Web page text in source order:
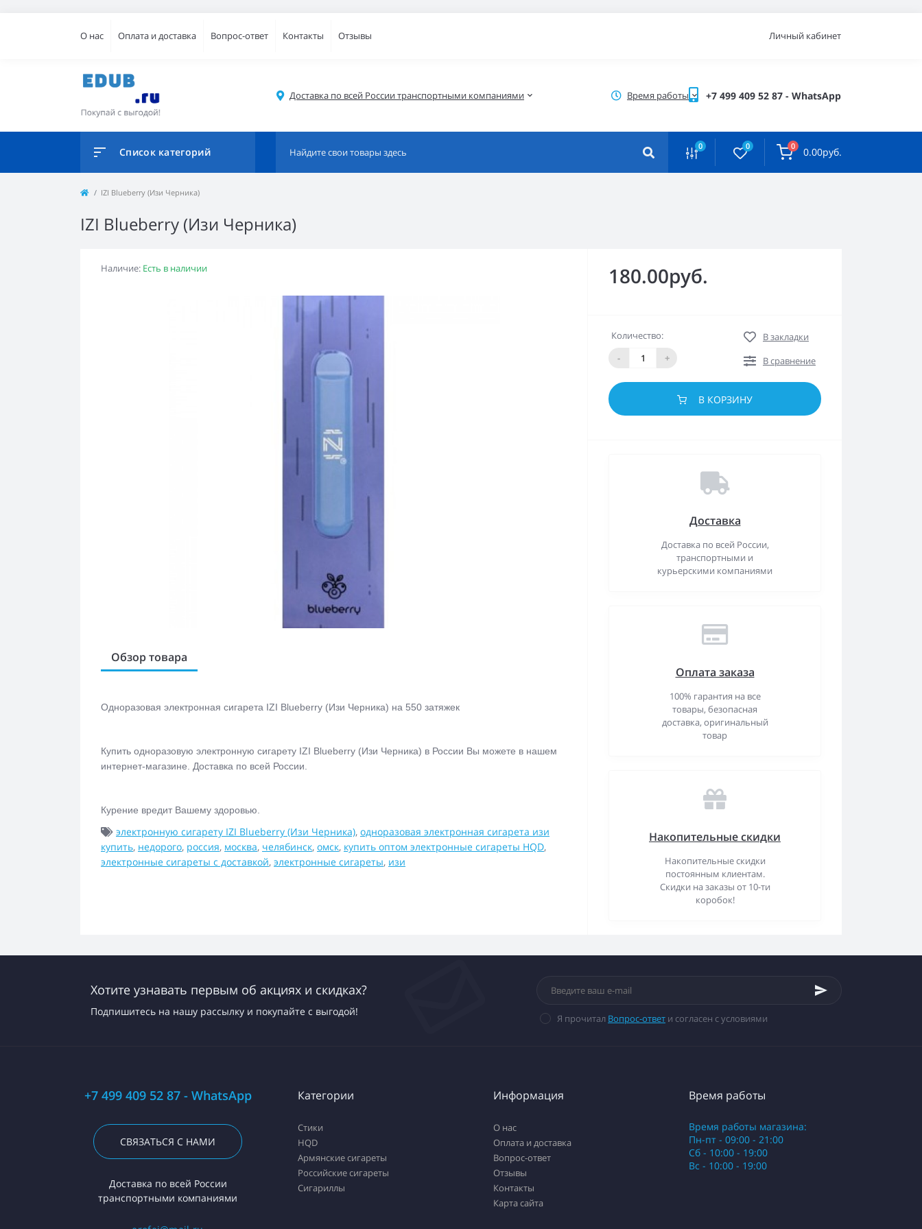
О нас Оплата и доставка Вопрос-ответ Контакты Отзывы Личный кабинет
Доставка по всей России транспортными компаниями Время работы +7 499 409 52 87 - WhatsApp
Список категорий 0 0 0 0.00руб.
IZI Blueberry (Изи Черника)
IZI Blueberry (Изи Черника)
Наличие: Есть в наличии
Обзор товара
Одноразовая электронная сигарета IZI Blueberry (Изи Черника) на 550 затяжек
Купить одноразовую электронную сигарету IZI Blueberry (Изи Черника) в России Вы можете в нашем
интернет-магазине. Доставка по всей России.
Курение вредит Вашему здоровью.
электронную сигарету IZI Blueberry (Изи Черника), одноразовая электронная сигарета изи
купить, недорого, россия, москва, челябинск, омск, купить оптом электронные сигареты HQD,
электронные сигареты с доставкой, электронные сигареты, изи
180.00руб.
Количество:
-
+
В закладки
В сравнение
В КОРЗИНУ
Доставка
Доставка по всей России,
транспортными и
курьерскими компаниями
Оплата заказа
100% гарантия на все
товары, безопасная
доставка, оригинальный
товар
Накопительные скидки
Накопительные скидки
постоянным клиентам.
Скидки на заказы от 10-ти
коробок!
Хотите узнавать первым об акциях и скидках?
Подпишитесь на нашу рассылку и покупайте с выгодой!
Я прочитал Вопрос-ответ и согласен с условиями
+7 499 409 52 87 - WhatsApp
СВЯЗАТЬСЯ С НАМИ
Доставка по всей России
транспортными компаниями
Категории
Стики
HQD
Армянские сигареты
Российские сигареты
Сигариллы
Информация
О нас
Оплата и доставка
Вопрос-ответ
Отзывы
Контакты
Карта сайта
Время работы
Время работы магазина:
Пн-пт - 09:00 - 21:00
Сб - 10:00 - 19:00
Вс - 10:00 - 19:00